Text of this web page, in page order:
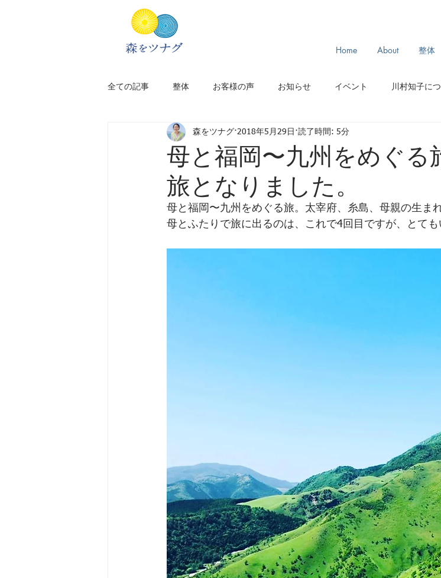
Home About 整体
全ての記事 整体 お客様の声 お知らせ イベント 川村知子に
新居のこと アフリカ旅 スリランカ旅 モンゴル旅
福岡 旅のプラン
母と福岡〜九州をめぐる
旅となりました。
森をツナグ 2018年5月29日 読了時間: 5分
母と福岡〜九州をめぐる旅。太宰府、糸島、母親の生ま
母とふたりで旅に出るのは、これで4回目ですが、とて